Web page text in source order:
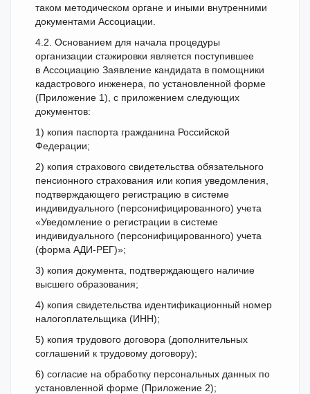
таком методическом органе и иными внутренними
документами Ассоциации.
4.2. Основанием для начала процедуры
организации стажировки является поступившее
в Ассоциацию Заявление кандидата в помощники
кадастрового инженера, по установленной форме
(Приложение 1), с приложением следующих
документов:
1) копия паспорта гражданина Российской
Федерации;
2) копия страхового свидетельства обязательного
пенсионного страхования или копия уведомления,
подтверждающего регистрацию в системе
индивидуального (персонифицированного) учета
«Уведомление о регистрации в системе
индивидуального (персонифицированного) учета
(форма АДИ-РЕГ)»;
3) копия документа, подтверждающего наличие
высшего образования;
4) копия свидетельства идентификационный номер
налогоплательщика (ИНН);
5) копия трудового договора (дополнительных
соглашений к трудовому договору);
6) согласие на обработку персональных данных по
установленной форме (Приложение 2);